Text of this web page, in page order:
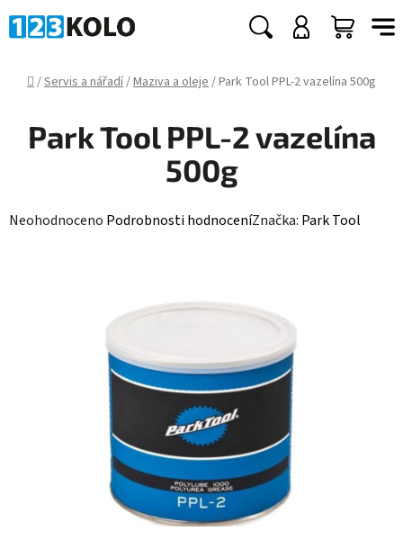
na
Hledat
KOŠÍK
Domů
/Servis a nářadí/Maziva a oleje/Park Tool PPL-2 vazelína 500g
Park Tool PPL-2 vazelína
500g
Průměrné
Neohodnoceno Podrobnosti hodnoceníZnačka: Park Tool